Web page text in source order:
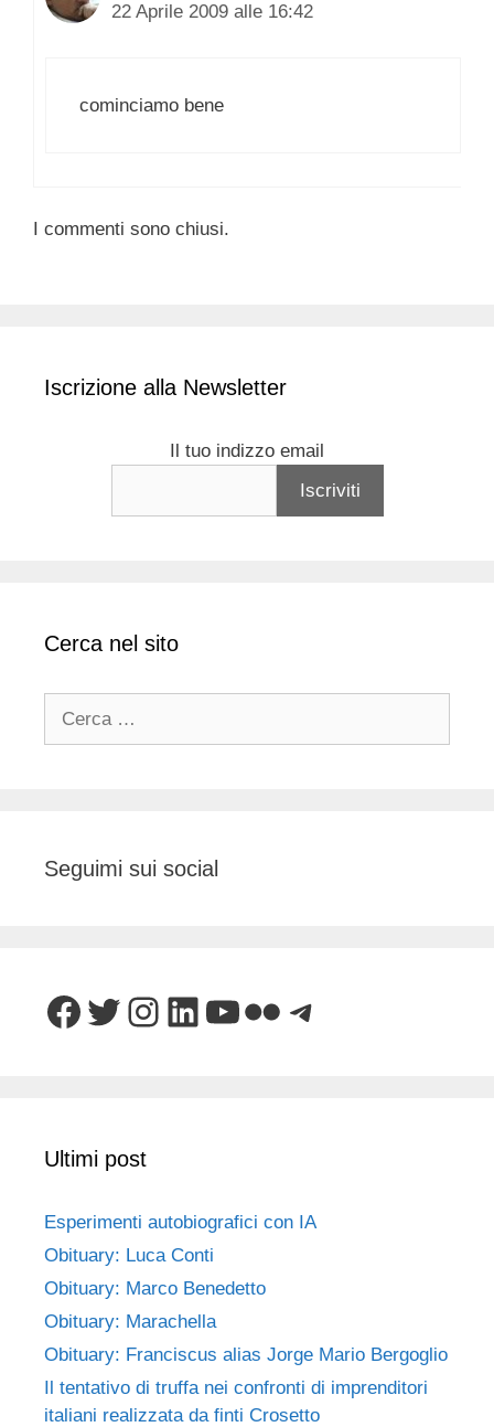
22 Aprile 2009 alle 16:42
cominciamo bene
I commenti sono chiusi.
Iscrizione alla Newsletter
Il tuo indizzo email
Cerca nel sito
Seguimi sui social
Facebook
Twitter
Instagram
LinkedIn
YouTube
FlickrTelegram
Ultimi post
Esperimenti autobiografici con IA
Obituary: Luca Conti
Obituary: Marco Benedetto
Obituary: Marachella
Obituary: Franciscus alias Jorge Mario Bergoglio
Il tentativo di truffa nei confronti di imprenditori
italiani realizzata da finti Crosetto